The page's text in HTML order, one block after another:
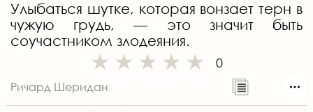
Улыбаться шутке, которая вонзает терн в
чужую грудь, — это значит быть
соучастником злодеяния.
0
Ричард Шеридан